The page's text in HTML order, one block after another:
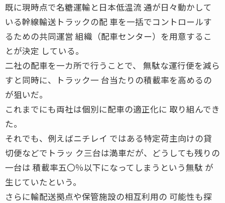
既に現時点で名糖運輸と日本低温流 通が日々動かして
いる幹線輸送トラックの配 車を一括でコントロールす
るための共同運営 組織（配車センター）を用意するこ
とが決定 している。
二社の配車を一カ所で行うことで、 無駄な運行便を減ら
すと同時に、トラック一 台当たりの積載率を高めるの
が狙いだ。
これまでにも両社は個別に配車の適正化に 取り組んでき
た。
それでも、例えばニチレイ ではある特定荷主向けの貸
切便などでトラッ ク三台は満車だが、どうしても残りの
一台は 積載率五〇％以下になってしまうという無駄 が
生じていたという。
さらに輸配送拠点や保管施設の相互利用の 可能性も探